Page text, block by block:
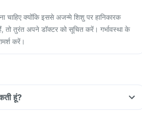
चाहिए क्योंकि इससे अजन्मे शिशु पर हानिकारक
तो तुरंत अपने डॉक्टर को सूचित करें। गर्भावस्था के
करें।
हूं?